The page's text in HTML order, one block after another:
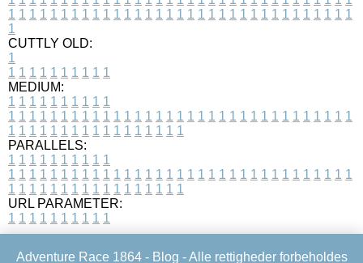
1 1 1 1 1 1 1 1 1 1 1 1 1 1 1 1 1 1 1 1 1 1 1 1 1 1 1 1 1 1 1 1 1
1
CUTTLY OLD:
1
1 1 1 1 1 1 1 1 1 1
MEDIUM:
1 1 1 1 1 1 1 1 1 1
1 1 1 1 1 1 1 1 1 1 1 1 1 1 1 1 1 1 1 1 1 1 1 1 1 1 1 1 1 1 1 1 1
1 1 1 1 1 1 1 1 1 1 1 1 1 1 1 1 1
PARALLELS:
1 1 1 1 1 1 1 1 1 1
1 1 1 1 1 1 1 1 1 1 1 1 1 1 1 1 1 1 1 1 1 1 1 1 1 1 1 1 1 1 1 1 1
1 1 1 1 1 1 1 1 1 1 1 1 1 1 1 1 1
URL PARAMETER:
1 1 1 1 1 1 1 1 1 1
Adventure Race 1864 - Blog - Alle rettigheder forbeholdes